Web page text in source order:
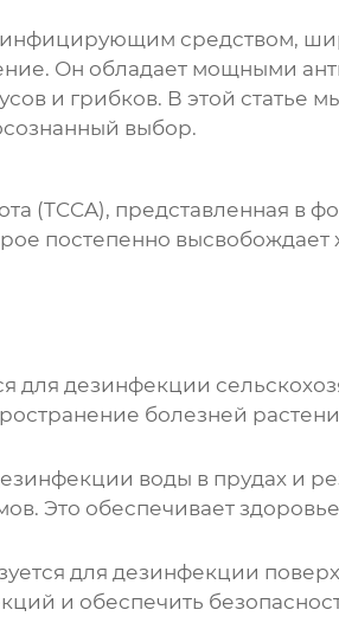
средством,
Он обладает мощными
и грибков. В этой статье
выбор.
(TCCA), представленная в
постепенно высвобождает
для дезинфекции
болезней
воды в прудах и
Это обеспечивает
для дезинфекции
и обеспечить